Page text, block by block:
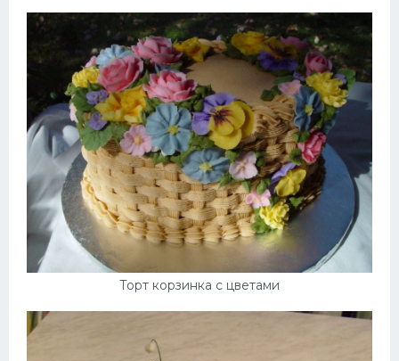
Торт корзинка с цветами